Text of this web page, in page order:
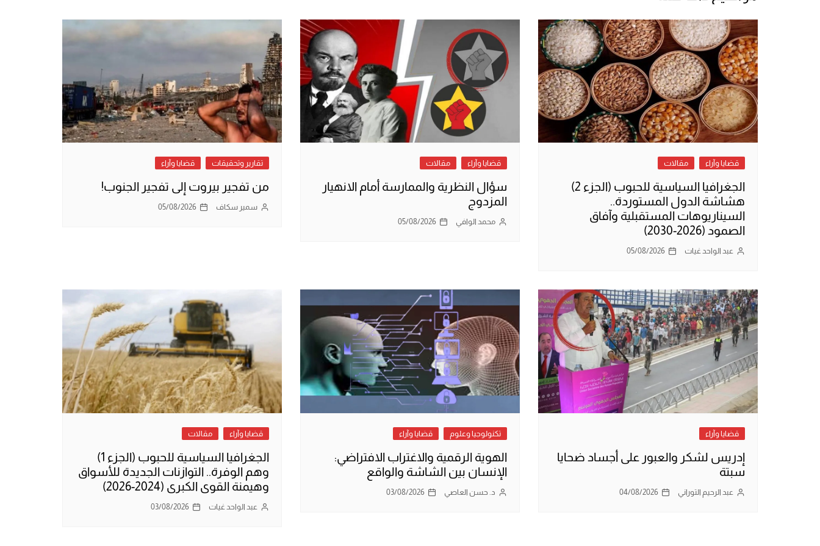
قضايا وآراء مقالات
الجغرافيا السياسية للحبوب (الجزء 2)
هشاشة الدول المستوردة..
السيناريوهات المستقبلية وآفاق
الصمود (2026-2030)
عبد الواحد غيات 05/08/2026
قضايا وآراء مقالات
سؤال النظرية والممارسة أمام الانهيار
المزدوج
محمد الوافي 05/08/2026
تقارير وتحقيقات قضايا وآراء
من تفجير بيروت إلى تفجير الجنوب!
سمير سكاف 05/08/2026
قضايا وآراء
إدريس لشكر والعبور على أجساد ضحايا
سبتة
عبد الرحيم التوراني 04/08/2026
تكنولوجيا وعلوم قضايا وآراء
الهوية الرقمية والاغتراب الافتراضي:
الإنسان بين الشاشة والواقع
د. حسن العاصي 03/08/2026
قضايا وآراء مقالات
الجغرافيا السياسية للحبوب (الجزء 1)
وهم الوفرة.. التوازنات الجديدة للأسواق
وهيمنة القوى الكبرى (2024-2026)
عبد الواحد غيات 03/08/2026